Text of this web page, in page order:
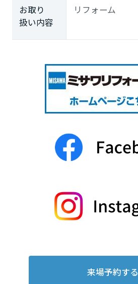
お取り
扱い内容
リフォーム
来場予約する